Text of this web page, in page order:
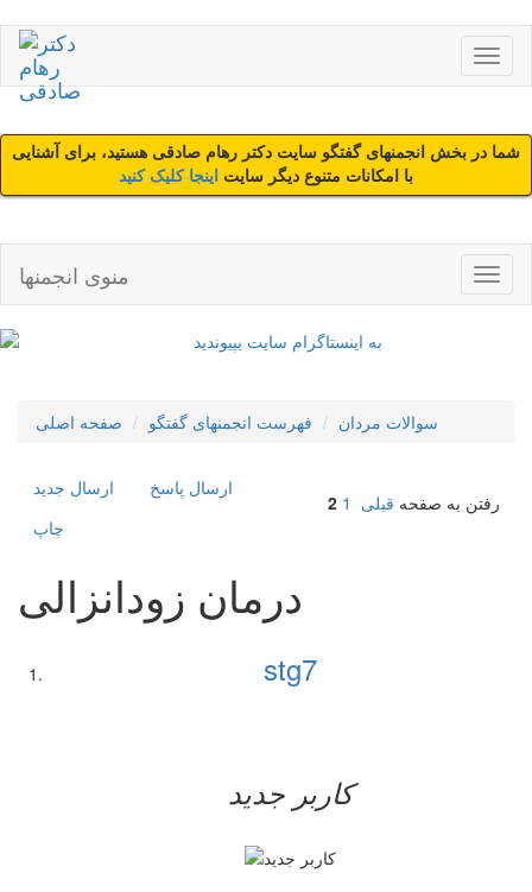
شما در بخش انجمنهای گفتگو سایت دکتر رهام صادقی هستید، برای آشنایی
با امکانات متنوع دیگر سایت اینجا کلیک کنید
منوی انجمنها
صفحه اصلی فهرست انجمنهای گفتگو سوالات مردان
ارسال جديد
ارسال پاسخ
چاپ
رفتن به صفحه قبلی 1
2
درمان زودانزالی
stg7
کاربر جدید